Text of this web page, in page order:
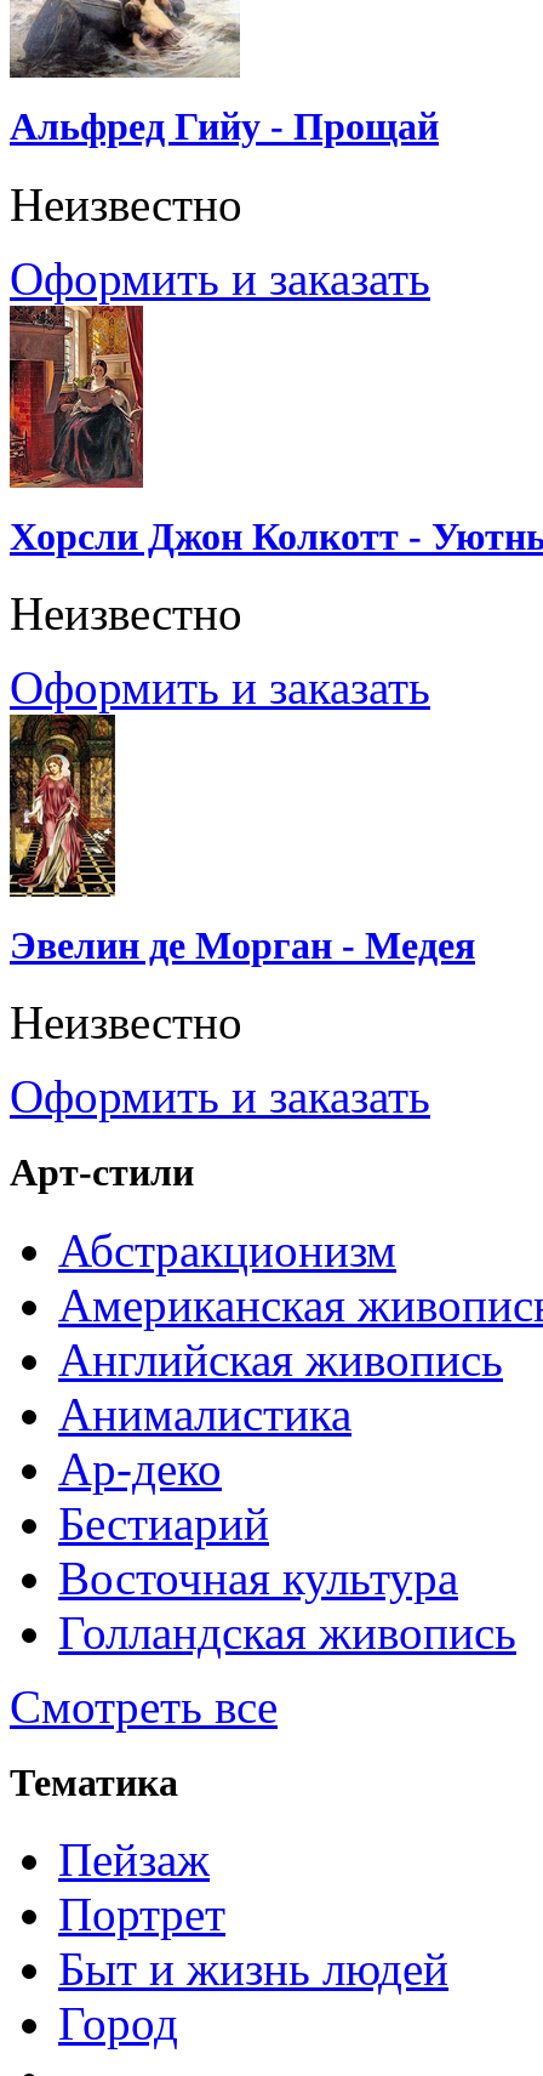
Альфред Гийу - Прощай
Неизвестно
Оформить и заказать
Хорсли Джон Колкотт -
Неизвестно
Оформить и заказать
Эвелин де Морган - Медея
Неизвестно
Оформить и заказать
Арт-стили
Абстракционизм
Американская
Английская живопись
Анималистика
Ар-деко
Бестиарий
Восточная культура
Голландская живопись
Смотреть все
Тематика
Пейзаж
Портрет
Быт и жизнь людей
Город